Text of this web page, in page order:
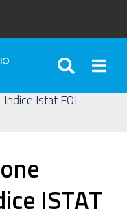
Indice Istat FOI
ISTAT